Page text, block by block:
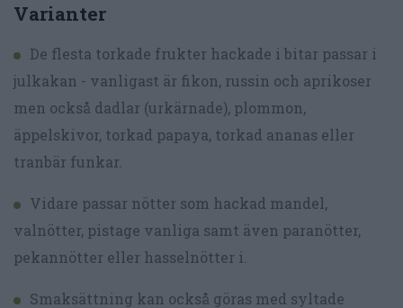
Varianter
De flesta torkade frukter hackade i bitar passar i
julkakan - vanligast är fikon, russin och aprikoser
men också dadlar (urkärnade), plommon,
äppelskivor, torkad papaya, torkad ananas eller
tranbär funkar.
Vidare passar nötter som hackad mandel,
valnötter, pistage vanliga samt även paranötter,
pekannötter eller hasselnötter i.
Smaksättning kan också göras med syltade